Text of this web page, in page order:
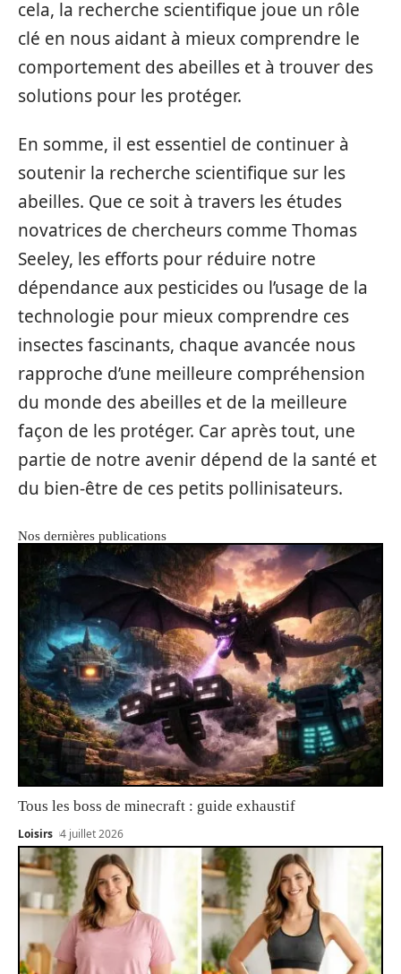
cela, la recherche scientifique joue un rôle
clé en nous aidant à mieux comprendre le
comportement des abeilles et à trouver des
solutions pour les protéger.
En somme, il est essentiel de continuer à
soutenir la recherche scientifique sur les
abeilles. Que ce soit à travers les études
novatrices de chercheurs comme Thomas
Seeley, les efforts pour réduire notre
dépendance aux pesticides ou l’usage de la
technologie pour mieux comprendre ces
insectes fascinants, chaque avancée nous
rapproche d’une meilleure compréhension
du monde des abeilles et de la meilleure
façon de les protéger. Car après tout, une
partie de notre avenir dépend de la santé et
du bien-être de ces petits pollinisateurs.
Nos dernières publications
Tous les boss de minecraft : guide exhaustif
Loisirs 4 juillet 2026